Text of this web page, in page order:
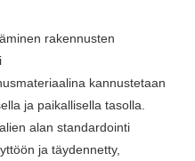
rakennusten
kannustetaan
ja paikallisella tasolla.
alan standardointi
ja täydennetty,